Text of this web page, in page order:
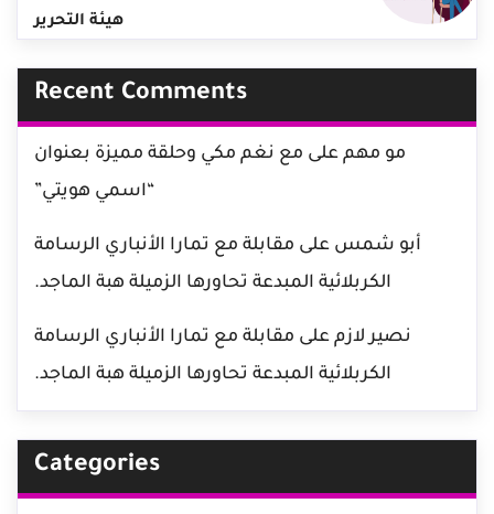
هيئة التحرير
Recent Comments
مو مهم على مع نغم مكي وحلقة مميزة بعنوان
“اسمي هويتي”
أبو شمس على مقابلة مع تمارا الأنباري الرسامة
الكربلائية المبدعة تحاورها الزميلة هبة الماجد.
نصير لازم على مقابلة مع تمارا الأنباري الرسامة
الكربلائية المبدعة تحاورها الزميلة هبة الماجد.
Categories